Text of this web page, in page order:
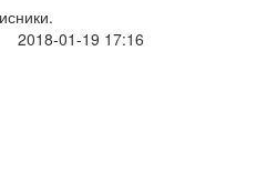
2018-01-19 17:16